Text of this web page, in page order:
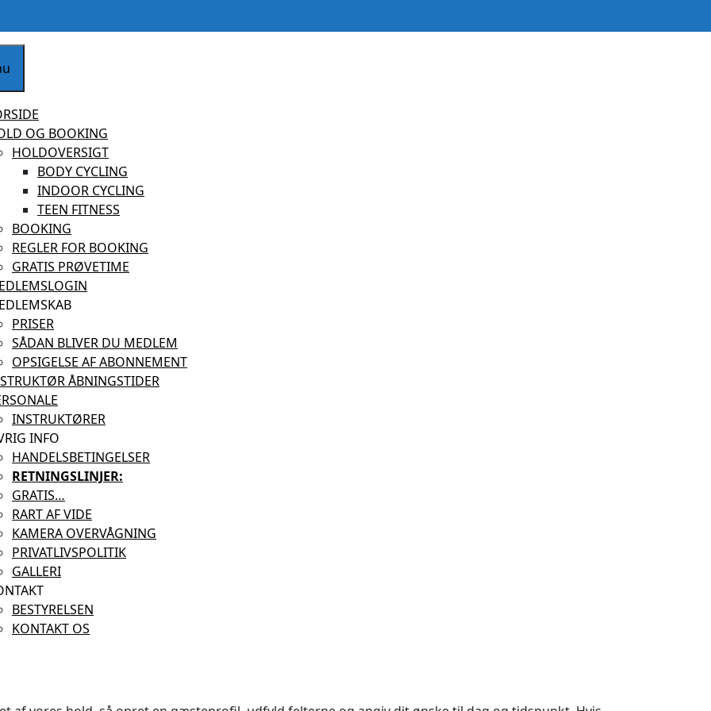
fitness.dk
OG BOOKING
HOLDOVERSIGT
BODY CYCLING
INDOOR CYCLING
TEEN FITNESS
BOOKING
REGLER FOR BOOKING
GRATIS PRØVETIME
PRISER
SÅDAN BLIVER DU MEDLEM
OPSIGELSE AF ABONNEMENT
ÅBNINGSTIDER
INSTRUKTØRER
INFO
HANDELSBETINGELSER
RETNINGSLINJER:
GRATIS…
RART AF VIDE
KAMERA OVERVÅGNING
PRIVATLIVSPOLITIK
GALLERI
BESTYRELSEN
KONTAKT OS